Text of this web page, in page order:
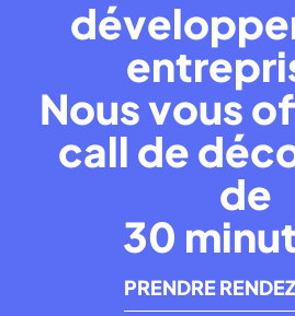
Nous vous
call de
de
30
PRENDRE